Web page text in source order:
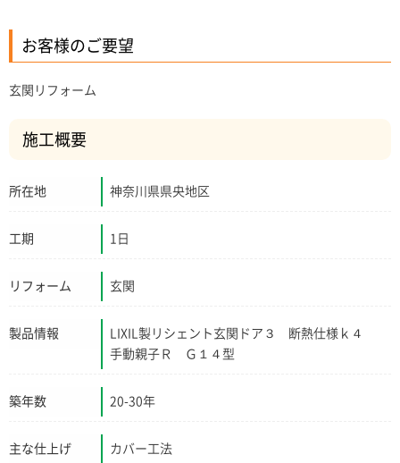
お客様のご要望
玄関リフォーム
施工概要
所在地 神奈川県県央地区
工期 1日
リフォーム 玄関
製品情報
LIXIL製リシェント玄関ドア３ 断熱仕様ｋ４
手動親子Ｒ Ｇ１４型
築年数 20-30年
主な仕上げ カバー工法